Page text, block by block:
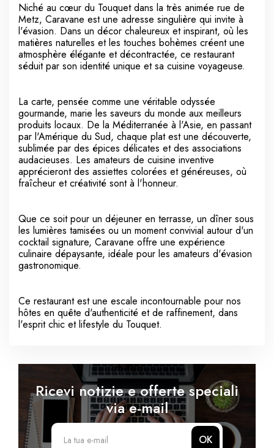
Niché au cœur du Touquet dans la très animée rue de
Metz, Caravane est une adresse singulière qui invite à
l'évasion. Dans un décor chaleureux et inspirant, où les
matières naturelles et les touches bohèmes créent une
atmosphère élégante et décontractée, ce restaurant
séduit par son identité unique et sa cuisine voyageuse.
La carte, pensée comme une véritable odyssée
gourmande, marie les saveurs du monde aux meilleurs
produits locaux. De la Méditerranée à l'Asie, en passant
par l'Amérique du Sud, chaque plat est une découverte,
sublimée par des épices délicates et des associations
audacieuses. Les amateurs de cuisine inventive
apprécieront des assiettes colorées et généreuses, où
fraîcheur et créativité sont à l'honneur.
Que ce soit pour un déjeuner en terrasse, un dîner sous
les lumières tamisées ou un moment convivial autour d'un
cocktail signature, Caravane offre une expérience
culinaire dépaysante, idéale pour les amateurs d'évasion
gastronomique.
Ce restaurant est une escale incontournable pour nos
hôtes en quête d'authenticité et de raffinement, dans
l'esprit chic et lifestyle du Touquet.
Ricevi notizie e offerte speciali
via e-mail
OK